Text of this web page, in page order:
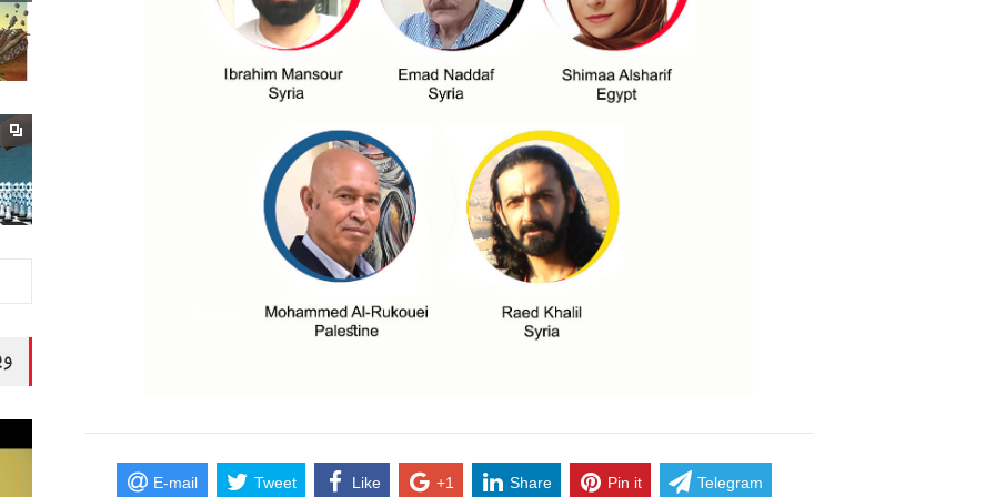
E-mail Tweet Like +1 Share Pin it Telegram